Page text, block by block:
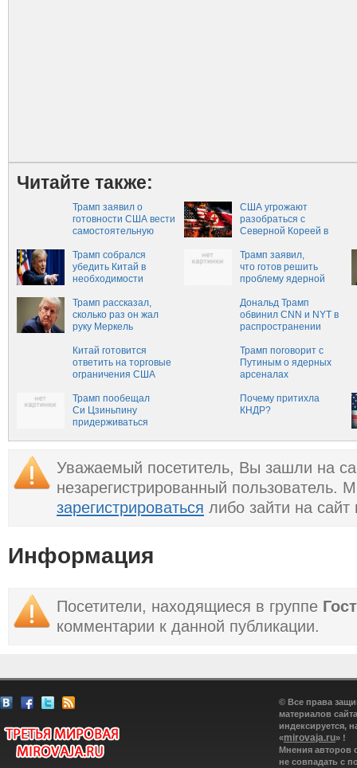
Читайте также:
Трамп заявил о
готовности США вести
самостоятельную
США угрожают
разобраться с
Северной Кореей в
Трамп собрался
убедить Китай в
необходимости
КНДР
Трамп заявил,
что готов решить
проблему ядерной
в одиночку, — СМИ
Трамп рассказал,
сколько раз он жал
руку Меркель
Дональд Трамп
обвинил CNN и NYT в
распространении
новостей
Китай готовится
ответить на торговые
ограничения США
Трамп поговорит с
Путиным о ядерных
арсеналах
Трамп пообещал
Си Цзиньпину
придерживаться
Почему притихла
КНДР?
Уважаемый посетитель, Вы зашли на
незарегистрированный
зарегистрироваться либо зайти на
Информация
Посетители, находящиеся в группе
комментарии к данной публикации.
© Все права
материалов
индексируется,
«mirovaja.ru» !
Мнения авторов
не совпадать с